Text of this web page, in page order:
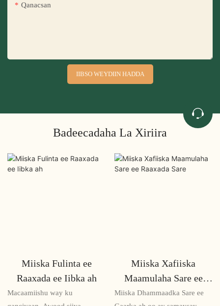
Qanacsan
IIBSO WEYDIIN HADDA
Badeecadaha La Xiriira
Miiska Fulinta ee
Raaxada ee Iibka ah
Macaamiishu way ku
Miiska Xafiiska
Maamulaha Sare ee
Raaxada Sare
Miiska Dhammaadka Sare ee